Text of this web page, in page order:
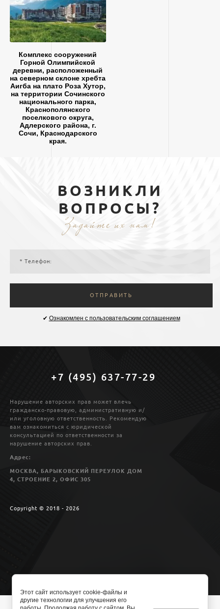
Комплекс сооружений
Горной Олимпийской
деревни, расположенный
на северном склоне хребта
Аигба на плато Роза Хутор,
на территории Сочинского
национального парка,
Краснополянского
поселкового округа,
Адлерского района, г.
Сочи, Краснодарского
края.
ВОЗНИКЛИ
ВОПРОСЫ?
Задайте их нам!
ОТПРАВИТЬ
✔ Ознакомлен с пользовательским соглашением
+7 (495) 637-77-29
Нарушение авторских прав может влечь
гражданско-правовую, административную и/
или уголовную ответственность. Рекомендую
вам ознакомиться с юридической
консультацией по ответственности за
нарушение авторских прав.
Адрес:
МОСКВА, БАРЫКОВСКИЙ ПЕРЕУЛОК ДОМ
4, СТРОЕНИЕ 2, ОФИС 305
Copyright © 2018 - 2026
Этот сайт использует cookie-файлы и
другие технологии для улучшения его